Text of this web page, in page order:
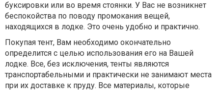
буксировки или во время стоянки. У Вас не возникнет
беспокойства по поводу промокания вещей,
находящихся в лодке. Это очень удобно и практично.
Покупая тент, Вам необходимо окончательно
определится с целью использования его на Вашей
лодке. Все, без исключения, тенты являются
транспортабельными и практически не занимают места
при их доставке к пруду. Все материалы, которые